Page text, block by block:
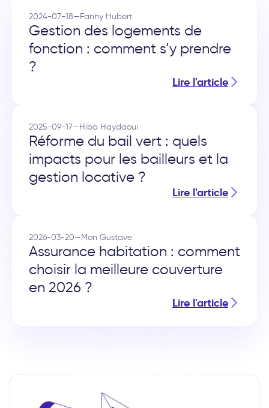
2024-07-18—Fanny Hubert
Gestion des logements de
fonction : comment s’y prendre
?
Lire l'article
2025-09-17—Hiba Haydaoui
Réforme du bail vert : quels
impacts pour les bailleurs et la
gestion locative ?
Lire l'article
2026-03-20—Mon Gustave
Assurance habitation : comment
choisir la meilleure couverture
en 2026 ?
Lire l'article